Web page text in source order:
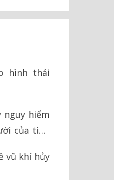
hình thái
nguy hiểm
của tình
vũ khí hủy